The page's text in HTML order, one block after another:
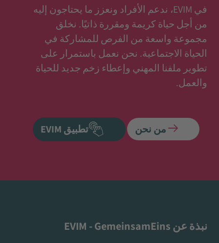
في EVIM، ندعم الأفراد ونعزز ما يحتاجون إليه
من أجل حياة كريمة ومقررة ذاتيًا. نخلق
مجموعة واسعة من الفرص للمشاركة في
الحياة الاجتماعية. نحن نعمل باستمرار على
تطوير ملفنا المهني وإعطاء زخم جديد للحياة
والعمل.
من نحن تطبيق EVIM
نبذة عن EVIM - GemeinsamEins